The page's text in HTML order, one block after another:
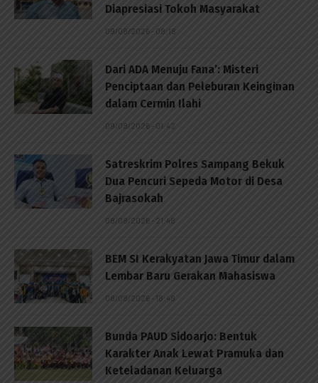
Diapresiasi Tokoh Masyarakat
09/08/2026 - 08:18
Dari ADA Menuju Fana’: Misteri
Penciptaan dan Peleburan Keinginan
dalam Cermin Ilahi
09/08/2026 - 01:42
Satreskrim Polres Sampang Bekuk
Dua Pencuri Sepeda Motor di Desa
Bajrasokah
08/08/2026 - 21:48
BEM SI Kerakyatan Jawa Timur dalam
Lembar Baru Gerakan Mahasiswa
08/08/2026 - 18:48
Bunda PAUD Sidoarjo: Bentuk
Karakter Anak Lewat Pramuka dan
Keteladanan Keluarga